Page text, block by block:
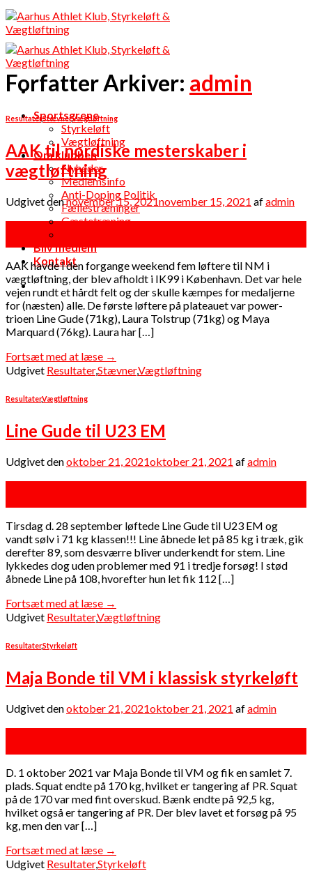
Skip
to
content
Sportsgrene
Styrkeløft
Vægtløftning
Om klubben
Nyheder
Medlemsinfo
Anti-Doping Politik
Fællestræninger
Gæstetræning
Bliv medlem
Kontakt
Forfatter Arkiver: admin
Resultater,Stævner,Vægtløftning
AAK til nordiske mesterskaber i
vægtløftning
Udgivet dennovember 15, 2021november 15, 2021 afadmin
AAK havde i den forgange weekend fem løftere til NM i
vægtløftning, der blev afholdt i IK99 i København. Det var hele
vejen rundt et hårdt felt og der skulle kæmpes for medaljerne
for (næsten) alle. De første løftere på plateauet var power-
trioen Line Gude (71kg), Laura Tolstrup (71kg) og Maya
Marquard (76kg). Laura har […]
Fortsæt med at læse →
Udgivet Resultater,Stævner,Vægtløftning
Resultater,Vægtløftning
Line Gude til U23 EM
Udgivet denoktober 21, 2021oktober 21, 2021 afadmin
Tirsdag d. 28 september løftede Line Gude til U23 EM og
vandt sølv i 71 kg klassen!!! Line åbnede let på 85 kg i træk, gik
derefter 89, som desværre bliver underkendt for stem. Line
lykkedes dog uden problemer med 91 i tredje forsøg! I stød
åbnede Line på 108, hvorefter hun let fik 112 […]
Fortsæt med at læse →
Udgivet Resultater,Vægtløftning
Resultater,Styrkeløft
Maja Bonde til VM i klassisk styrkeløft
Udgivet denoktober 21, 2021oktober 21, 2021 afadmin
D. 1 oktober 2021 var Maja Bonde til VM og fik en samlet 7.
plads. Squat endte på 170 kg, hvilket er tangering af PR. Squat
på de 170 var med fint overskud. Bænk endte på 92,5 kg,
hvilket også er tangering af PR. Der blev lavet et forsøg på 95
kg, men den var […]
Fortsæt med at læse →
Udgivet Resultater,Styrkeløft